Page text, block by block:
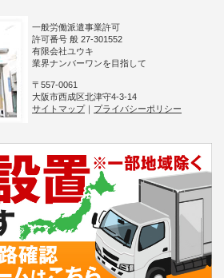
一般労働派遣事業許可
許可番号 般 27-301552
有限会社ユウキ
業界ナンバーワンを目指して
〒557-0061
大阪市西成区北津守4-3-14
サイトマップ
プライバシーポリシー